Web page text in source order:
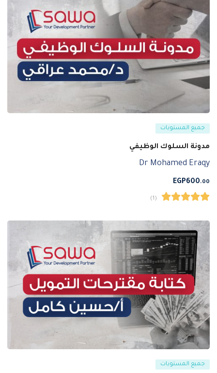
جميع المستويات
مدونة السلوك الوظيفي
Dr Mohamed Eraqy
EGP600.00
(1)
جميع المستويات